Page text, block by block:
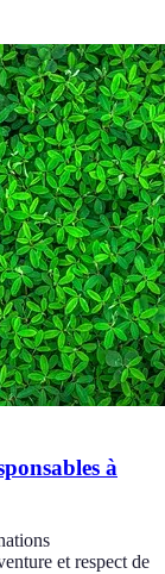
à
et respect de